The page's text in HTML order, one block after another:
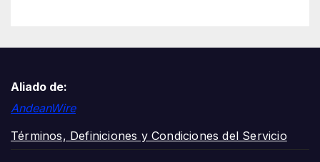
Aliado de:
AndeanWire
Términos, Definiciones y Condiciones del Servicio